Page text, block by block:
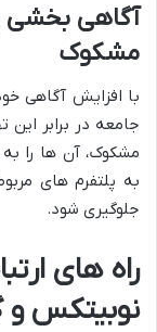
آگاهی بخشی
مشکوک
با افزایش آگاهی
جامعه در برابر
مشکوک، آن ها را
به پلتفرم های
جلوگیری شود.
راه های
نوبیتکس و